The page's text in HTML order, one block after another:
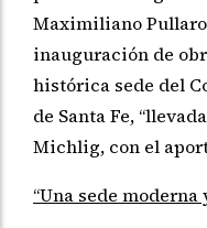
Maximiliano
inauguración de
histórica sede del
de Santa Fe,
Michlig, con el
“Una sede